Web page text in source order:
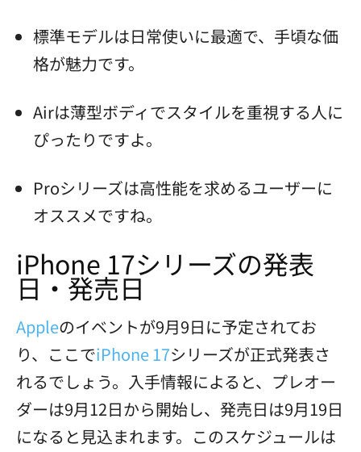
標準モデルは日常使いに最適で、手頃な価
格が魅力です。
Airは薄型ボディでスタイルを重視する人に
ぴったりですよ。
Proシリーズは高性能を求めるユーザーに
オススメですね。
iPhone 17シリーズの発表
日・発売日
Appleのイベントが9月9日に予定されてお
り、ここでiPhone 17シリーズが正式発表さ
れるでしょう。入手情報によると、プレオー
ダーは9月12日から開始し、発売日は9月19日
になると見込まれます。このスケジュールは